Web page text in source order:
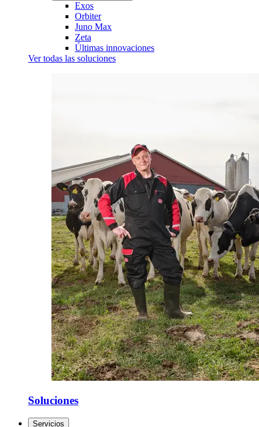
Exos
Orbiter
Juno Max
Zeta
Últimas innovaciones
Ver todas las soluciones
Soluciones
Servicios